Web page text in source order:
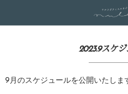
2023.9スケ
9月のスケジュールを公開いたしま